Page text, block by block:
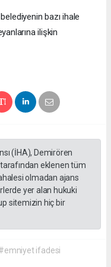
bazı ihale
ilişkin
(İHA), Demirören
eklenen tüm
olmadan ajans
yer alan hukuki
sitemizin hiç bir
ifadesi